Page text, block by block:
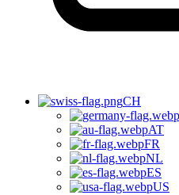
CH
AT
FR
NL
ES
US